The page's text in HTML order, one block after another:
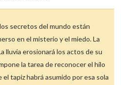
secretos del mundo están
en el misterio y el miedo. La
lluvia erosionará los actos de su
la tarea de reconocer el hilo
tapiz habrá asumido por esa sola